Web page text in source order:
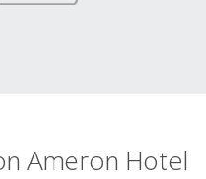
Ameron Hotel